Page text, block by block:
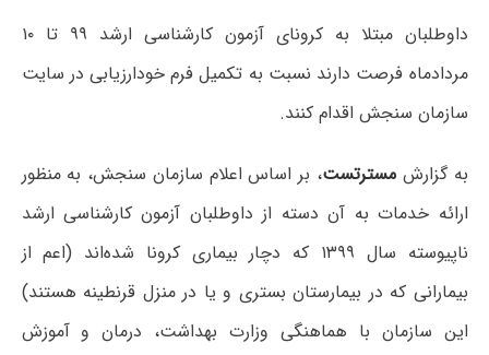
داوطلبان مبتلا به کرونای آزمون کارشناسی ارشد ۹۹ تا ۱۰
مردادماه فرصت دارند نسبت به تکمیل فرم خودارزیابی در سایت
سازمان سنجش اقدام کنند.
به گزارشمسترتست، بر اساس اعلام سازمان سنجش، به منظور
ارائه خدمات به آن دسته از داوطلبان آزمون کارشناسی ارشد
ناپیوسته سال ۱۳۹۹ که دچار بیماری کرونا شده‌اند (اعم از
بیمارانی که در بیمارستان بستری و یا در منزل قرنطینه هستند)
این سازمان با هماهنگی وزارت بهداشت، درمان و آموزش